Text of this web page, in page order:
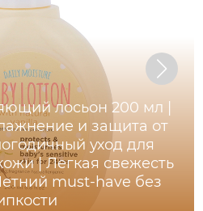
лосьон 200 мл |
и защита от
уход для
| Легкая свежесть
must-have без